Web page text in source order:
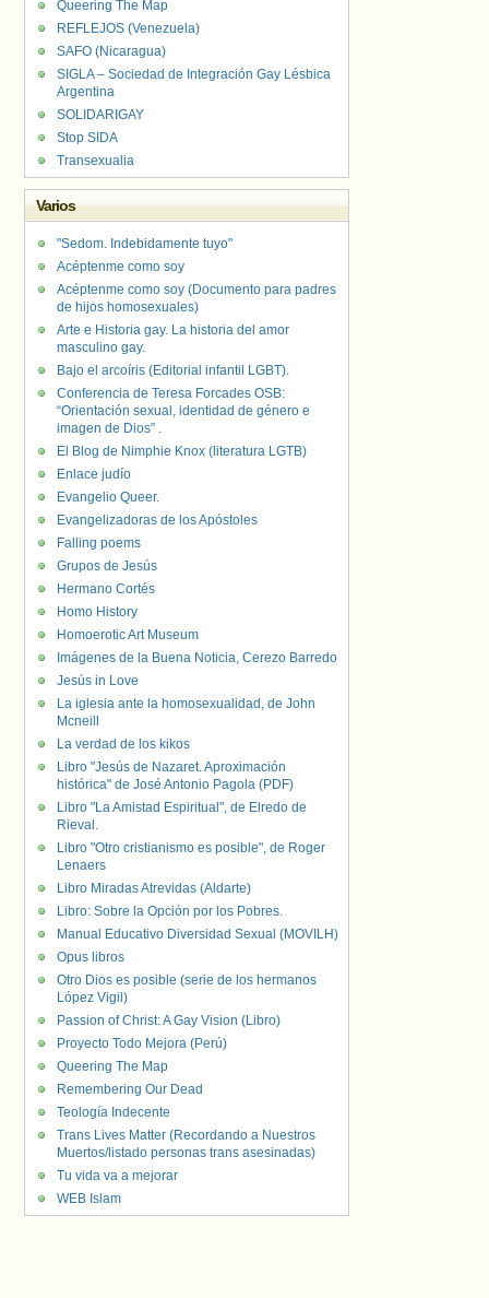
Queering The Map
REFLEJOS (Venezuela)
SAFO (Nicaragua)
SIGLA – Sociedad de Integración Gay Lésbica
Argentina
SOLIDARIGAY
Stop SIDA
Transexualia
Varios
"Sedom. Indebidamente tuyo"
Acéptenme como soy
Acéptenme como soy (Documento para padres
de hijos homosexuales)
Arte e Historia gay. La historia del amor
masculino gay.
Bajo el arcoíris (Editorial infantil LGBT).
Conferencia de Teresa Forcades OSB:
“Orientación sexual, identidad de género e
imagen de Dios” .
El Blog de Nimphie Knox (literatura LGTB)
Enlace judío
Evangelio Queer.
Evangelizadoras de los Apóstoles
Falling poems
Grupos de Jesús
Hermano Cortés
Homo History
Homoerotic Art Museum
Imágenes de la Buena Noticia, Cerezo Barredo
Jesús in Love
La iglesia ante la homosexualidad, de John
Mcneill
La verdad de los kikos
Libro "Jesús de Nazaret. Aproximación
histórica" de José Antonio Pagola (PDF)
Libro "La Amistad Espiritual", de Elredo de
Rieval.
Libro "Otro cristianismo es posible", de Roger
Lenaers
Libro Miradas Atrevidas (Aldarte)
Libro: Sobre la Opción por los Pobres.
Manual Educativo Diversidad Sexual (MOVILH)
Opus libros
Otro Dios es posible (serie de los hermanos
López Vigil)
Passion of Christ: A Gay Vision (Libro)
Proyecto Todo Mejora (Perú)
Queering The Map
Remembering Our Dead
Teología Indecente
Trans Lives Matter (Recordando a Nuestros
Muertos/listado personas trans asesinadas)
Tu vida va a mejorar
WEB Islam